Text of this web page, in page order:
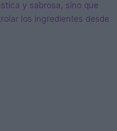
y sabrosa, sino que
los ingredientes desde